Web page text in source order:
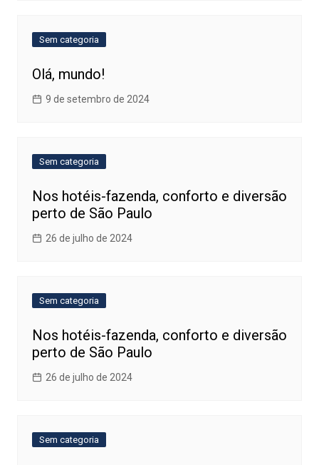
Sem categoria
Olá, mundo!
9 de setembro de 2024
Sem categoria
Nos hotéis-fazenda, conforto e diversão
perto de São Paulo
26 de julho de 2024
Sem categoria
Nos hotéis-fazenda, conforto e diversão
perto de São Paulo
26 de julho de 2024
Sem categoria